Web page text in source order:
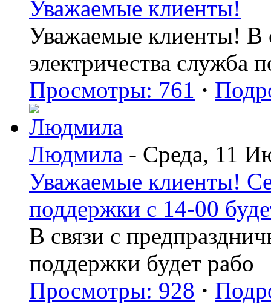
Уважаемые клиенты!
Уважаемые клиенты! В
электричества служба
Просмотры: 761 ·
Людмила - Среда, 11
Уважаемые клиенты!
поддержки с 14-00
В связи с
поддержки будет рабо
Просмотры: 928 ·